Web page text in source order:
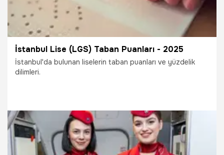
İstanbul Lise (LGS) Taban Puanları - 2025
İstanbul'da bulunan liselerin taban puanları ve yüzdelik
dilimleri.
4.07.2025 İstanbul